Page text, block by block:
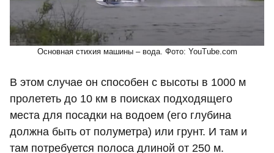
Основная стихия машины – вода. Фото: YouTube.com
В этом случае он способен с высоты в 1000 м
пролететь до 10 км в поисках подходящего
места для посадки на водоем (его глубина
должна быть от полуметра) или грунт. И там и
там потребуется полоса длиной от 250 м.